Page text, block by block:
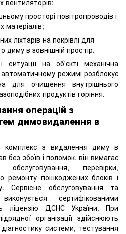
просторі повітропроводів і
матеріалів;
ліхтарів на покрівлі для
диму в зовнішній простір.
ситуації на об'єкті механічна
режимі розблокує
для очищення внутрішнього
продуктів горіння.
операцій з
димовидалення в
комплекс з видалення диму в
без збоїв і поломок, він вимагає
обслуговування, перевірки,
ремонту пошкоджених блоків і
обслуговування та
сертифікованими
ліцензію ДСНС України. При
організації здійснюють
системи, тестування